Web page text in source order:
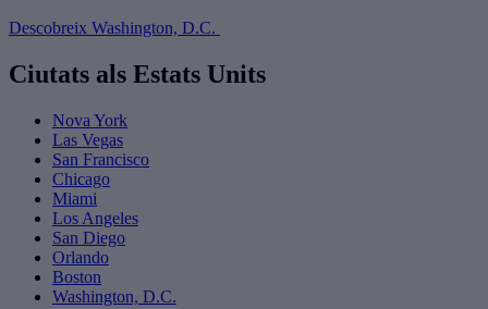
Descobreix Washington, D.C.
Ciutats als Estats Units
Nova York
Las Vegas
San Francisco
Chicago
Miami
Los Angeles
San Diego
Orlando
Boston
Washington, D.C.